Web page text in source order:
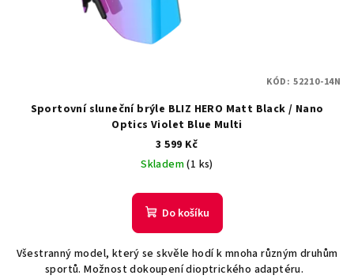
Sportovní sluneční brýle BLIZ HERO Matt Black / Nano
Optics Violet Blue Multi
3 599 Kč
Skladem(1 ks)
Do košíku
Všestranný model, který se skvěle hodí k mnoha různým druhům
sportů. Možnost dokoupení dioptrického adaptéru.
KÓD: 52210-14N